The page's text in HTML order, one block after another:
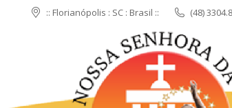
:: Florianópolis : SC : Brasil :: (48)